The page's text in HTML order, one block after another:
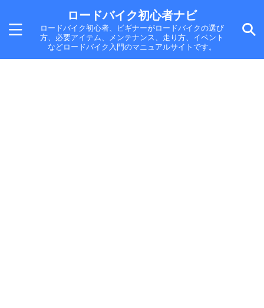
ロードバイク初心者ナビ
ロードバイク初心者、ビギナーがロードバイクの選び
方、必要アイテム、メンテナンス、走り方、イベント
などロードバイク入門のマニュアルサイトです。